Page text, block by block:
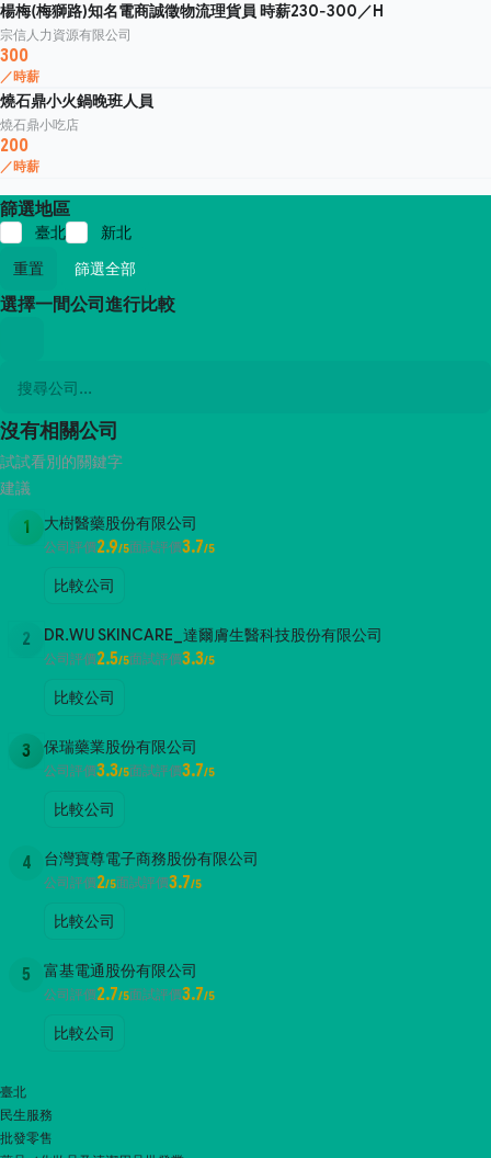
楊梅(梅獅路)知名電商誠徵物流理貨員 時薪230-300／H
宗信人力資源有限公司
300
／時薪
燒石鼎小火鍋晚班人員
燒石鼎小吃店
200
／時薪
篩選地區
臺北
新北
重置
篩選全部
選擇一間公司進行比較
沒有相關公司
試試看別的關鍵字
建議
1 大樹醫藥股份有限公司
公司評價2.9/5面試評價3.7/5
比較公司
2 DR.WU SKINCARE_達爾膚生醫科技股份有限公司
公司評價2.5/5面試評價3.3/5
比較公司
3 保瑞藥業股份有限公司
公司評價3.3/5面試評價3.7/5
比較公司
4 台灣寶尊電子商務股份有限公司
公司評價2/5面試評價3.7/5
比較公司
5 富基電通股份有限公司
公司評價2.7/5面試評價3.7/5
比較公司
臺北
民生服務
批發零售